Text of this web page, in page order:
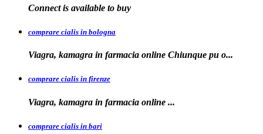
Connect is available to buy
comprare cialis in bologna
Viagra, kamagra in farmacia online Chiunque pu o...
comprare cialis in firenze
Viagra, kamagra in farmacia online ...
comprare cialis in bari